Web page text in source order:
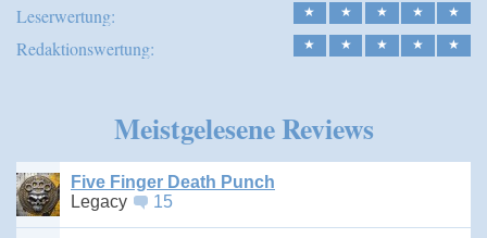
Leserwertung: ★ ★ ★ ★ ★
Redaktionswertung: ★ ★ ★ ★ ★
Meistgelesene Reviews
Five Finger Death Punch
Legacy
15